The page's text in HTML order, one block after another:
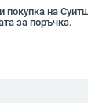
покупка на
за поръчка.